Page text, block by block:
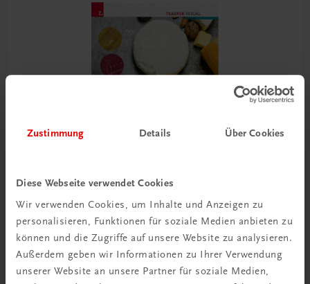
Zustimmung Details Über Cookies
Diese Webseite verwendet Cookies
Wir verwenden Cookies, um Inhalte und Anzeigen zu
personalisieren, Funktionen für soziale Medien anbieten zu
können und die Zugriffe auf unsere Website zu analysieren.
Außerdem geben wir Informationen zu Ihrer Verwendung
unserer Website an unsere Partner für soziale Medien,
Bildung
Die Käsekenner
TRAUNER-DigiBox